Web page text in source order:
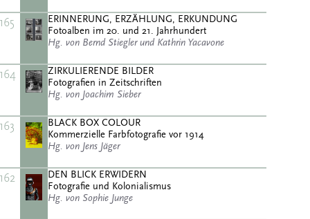
165
ERINNERUNG, ERZÄHLUNG, ERKUNDUNG
Fotoalben im 20. und 21. Jahrhundert
Hg. von Bernd Stiegler und Kathrin Yacavone
164
ZIRKULIERENDE BILDER
Fotografien in Zeitschriften
Hg. von Joachim Sieber
163
BLACK BOX COLOUR
Kommerzielle Farbfotografie vor 1914
Hg. von Jens Jäger
162
DEN BLICK ERWIDERN
Fotografie und Kolonialismus
Hg. von Sophie Junge